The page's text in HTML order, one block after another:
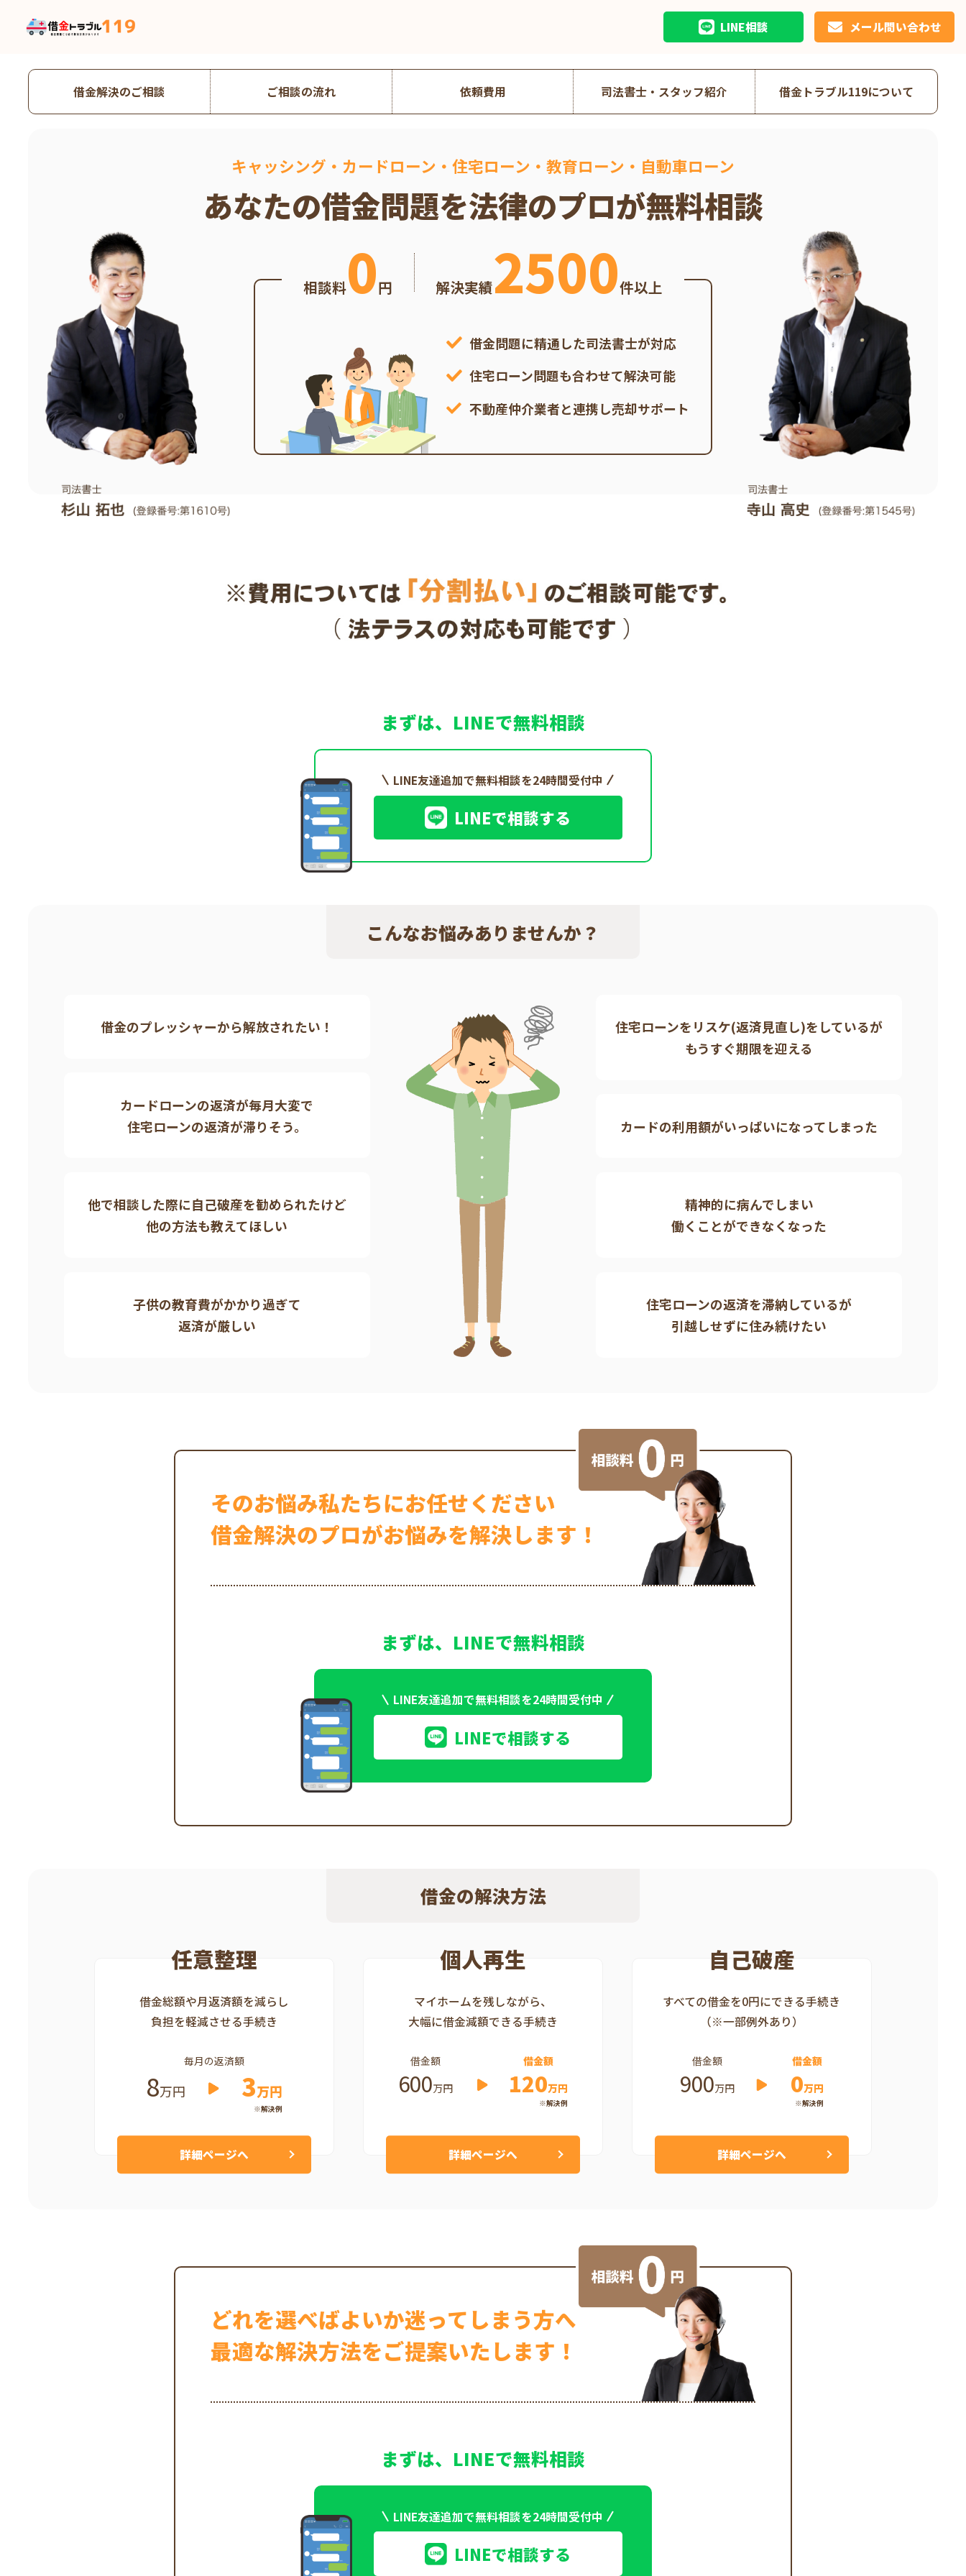
LINE相談 メール問い合わせ
借金解決のご相談 ご相談の流れ 依頼費用 司法書士・スタッフ紹介 借金トラブル119について
キャッシング・カードローン・住宅ローン・ 教育ローン・自動車ローン
あなたの借金問題を法律のプロが無料相談
相談料0円 解決実績2500件以上
借金問題に精通した司法書士が対応
住宅ローン問題も合わせて解決可能
不動産仲介業者と連携し売却サポート
まずは、LINEで無料相談
LINE友達追加で無料相談を24時間受付中
LINEで相談する
こんなお悩みありませんか？
借金のプレッシャーから解放されたい！
カードローンの返済が毎月大変で
住宅ローンの返済が滞りそう。
他で相談した際に自己破産を勧められたけど
他の方法も教えてほしい
子供の教育費がかかり過ぎて
返済が厳しい
住宅ローンをリスケ(返済見直し)をしているが
もうすぐ期限を迎える
カードの利用額がいっぱいになってしまった
精神的に病んでしまい
働くことができなくなった
住宅ローンの返済を滞納しているが
引越しせずに住み続けたい
そのお悩み私たちにお任せください
借金解決のプロがお悩みを解決します！
まずは、LINEで無料相談
LINE友達追加で無料相談を24時間受付中
LINEで相談する
借金の解決方法
任意整理
借金総額や月返済額を減らし
負担を軽減させる手続き
毎月の返済額
8万円 3万円
※解決例
詳細ページへ
個人再生
マイホームを残しながら、
大幅に借金減額できる手続き
借金額
600万円
借金額
120万円
※解決例
詳細ページへ
自己破産
すべての借金を0円にできる手続き
（※一部例外あり）
借金額
900万円
借金額
0万円
※解決例
詳細ページへ
どれを選べばよいか迷ってしまう方へ
最適な解決方法をご提案いたします！
まずは、LINEで無料相談
LINE友達追加で無料相談を24時間受付中
LINEで相談する